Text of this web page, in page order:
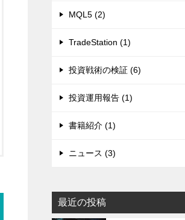
MQL5 (2)
TradeStation (1)
投資戦術の検証 (6)
投資運用報告 (1)
書籍紹介 (1)
ニュース (3)
最近の投稿